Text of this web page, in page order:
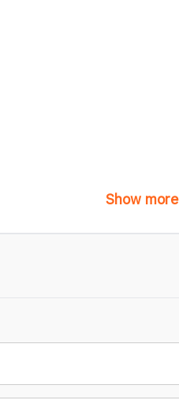
Show more